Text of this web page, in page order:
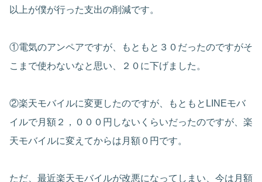
以上が僕が行った支出の削減です。
①電気のアンペアですが、もともと３０だったのですがそ
こまで使わないなと思い、２０に下げました。
②楽天モバイルに変更したのですが、もともとLINEモバ
イルで月額２，０００円しないくらいだったのですが、楽
天モバイルに変えてからは月額０円です。
ただ、最近楽天モバイルが改悪になってしまい、今は月額